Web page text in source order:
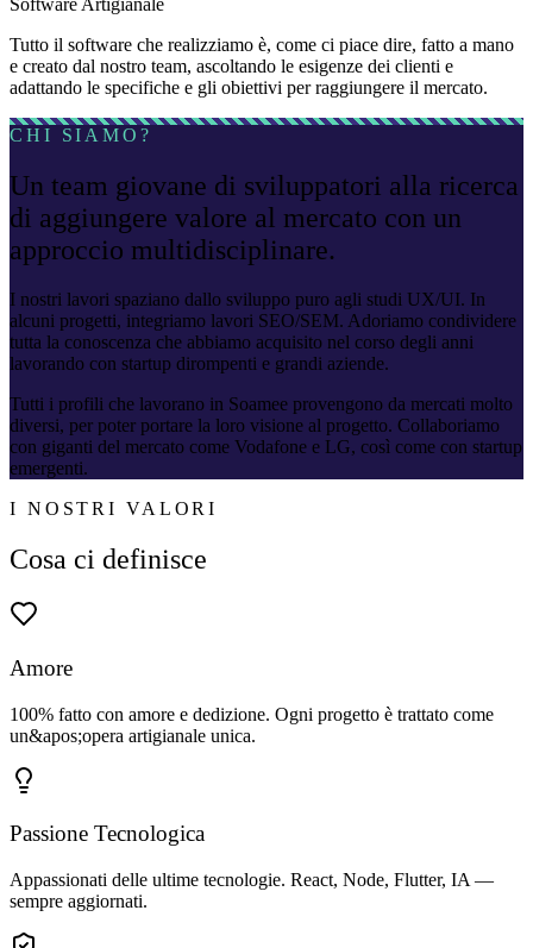
Tutto il software che realizziamo è, come ci piace dire, fatto a mano
e creato dal nostro team, ascoltando le esigenze dei clienti e
adattando le specifiche e gli obiettivi per raggiungere il mercato.
CHI SIAMO?
Un team giovane di sviluppatori alla ricerca
di aggiungere valore al mercato con un
approccio multidisciplinare.
I nostri lavori spaziano dallo sviluppo puro agli studi UX/UI. In
alcuni progetti, integriamo lavori SEO/SEM. Adoriamo condividere
tutta la conoscenza che abbiamo acquisito nel corso degli anni
lavorando con startup dirompenti e grandi aziende.
Tutti i profili che lavorano in Soamee provengono da mercati molto
diversi, per poter portare la loro visione al progetto. Collaboriamo
con giganti del mercato come Vodafone e LG, così come con startup
emergenti.
I NOSTRI VALORI
Cosa ci definisce
Amore
100% fatto con amore e dedizione. Ogni progetto è trattato come
un&apos;opera artigianale unica.
Passione Tecnologica
Appassionati delle ultime tecnologie. React, Node, Flutter, IA —
sempre aggiornati.